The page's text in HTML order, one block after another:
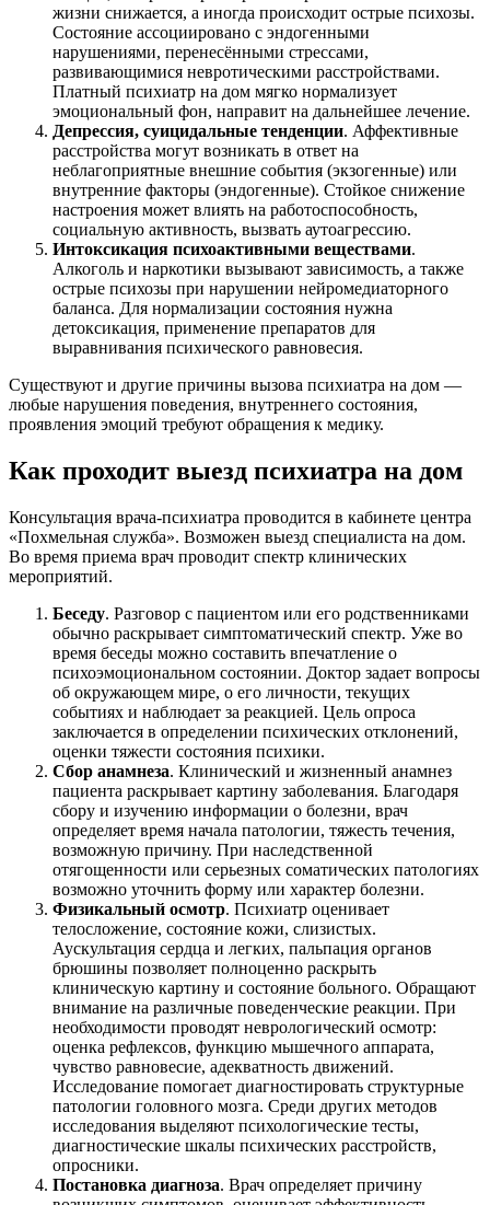
жизни снижается, а иногда происходит острые психозы.
Состояние ассоциировано с эндогенными
нарушениями, перенесёнными стрессами,
развивающимися невротическими расстройствами.
Платный психиатр на дом мягко нормализует
эмоциональный фон, направит на дальнейшее лечение.
Депрессия, суицидальные тенденции. Аффективные
расстройства могут возникать в ответ на
неблагоприятные внешние события (экзогенные) или
внутренние факторы (эндогенные). Стойкое снижение
настроения может влиять на работоспособность,
социальную активность, вызвать аутоагрессию.
Интоксикация психоактивными веществами.
Алкоголь и наркотики вызывают зависимость, а также
острые психозы при нарушении нейромедиаторного
баланса. Для нормализации состояния нужна
детоксикация, применение препаратов для
выравнивания психического равновесия.
Существуют и другие причины вызова психиатра на дом —
любые нарушения поведения, внутреннего состояния,
проявления эмоций требуют обращения к медику.
Как проходит выезд психиатра на дом
Консультация врача-психиатра проводится в кабинете центра
«Похмельная служба». Возможен выезд специалиста на дом.
Во время приема врач проводит спектр клинических
мероприятий.
Беседу. Разговор с пациентом или его родственниками
обычно раскрывает симптоматический спектр. Уже во
время беседы можно составить впечатление о
психоэмоциональном состоянии. Доктор задает вопросы
об окружающем мире, о его личности, текущих
событиях и наблюдает за реакцией. Цель опроса
заключается в определении психических отклонений,
оценки тяжести состояния психики.
Сбор анамнеза. Клинический и жизненный анамнез
пациента раскрывает картину заболевания. Благодаря
сбору и изучению информации о болезни, врач
определяет время начала патологии, тяжесть течения,
возможную причину. При наследственной
отягощенности или серьезных соматических патологиях
возможно уточнить форму или характер болезни.
Физикальный осмотр. Психиатр оценивает
телосложение, состояние кожи, слизистых.
Аускультация сердца и легких, пальпация органов
брюшины позволяет полноценно раскрыть
клиническую картину и состояние больного. Обращают
внимание на различные поведенческие реакции. При
необходимости проводят неврологический осмотр:
оценка рефлексов, функцию мышечного аппарата,
чувство равновесие, адекватность движений.
Исследование помогает диагностировать структурные
патологии головного мозга. Среди других методов
исследования выделяют психологические тесты,
диагностические шкалы психических расстройств,
опросники.
Постановка диагноза. Врач определяет причину